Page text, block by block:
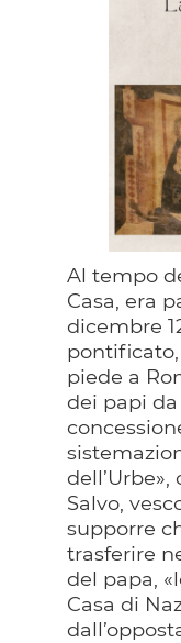
Al tempo
Casa, era
dicembre
piede a
dei papi
dell’Urbe»,
Salvo,
supporre
trasferire
del papa,
Casa di